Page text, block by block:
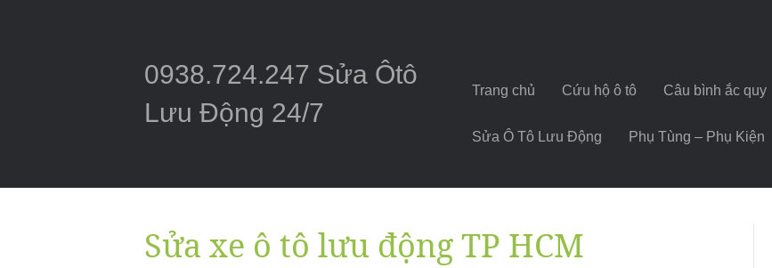
0938.724.247 Sửa Ôtô
Lưu Động 24/7
Trang chủ Cứu hộ ô tô Câu bình ắc quy
Sửa Ô Tô Lưu Động Phụ Tùng – Phụ Kiện
Sửa xe ô tô lưu động TP HCM